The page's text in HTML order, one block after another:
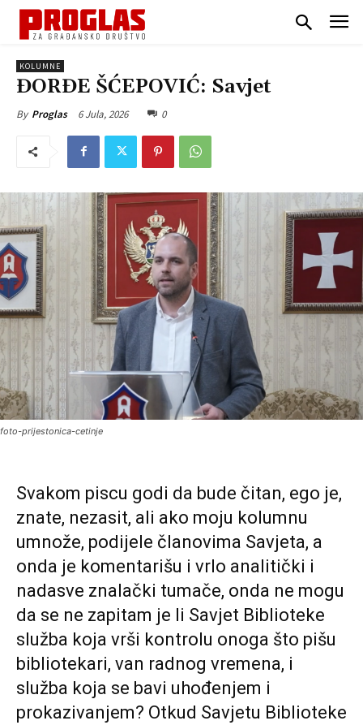
KOLUMNE
ĐORĐE ŠĆEPOVIĆ: Savjet
By Proglas 6 Jula, 2026 0
foto-prijestonica-cetinje
Svakom piscu godi da bude čitan, ego je,
znate, nezasit, ali ako moju kolumnu
umnože, podijele članovima Savjeta, a
onda je komentarišu i vrlo analitički i
nadasve znalački tumače, onda ne mogu
da se ne zapitam je li Savjet Biblioteke
služba koja vrši kontrolu onoga što pišu
bibliotekari, van radnog vremena, i
služba koja se bavi uhođenjem i
prokazivanjem? Otkud Savjetu Biblioteke